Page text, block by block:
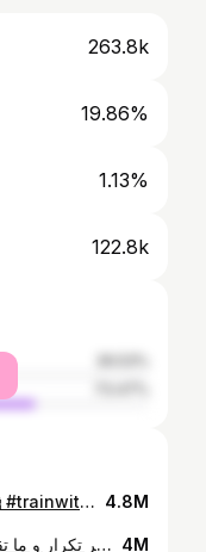
263.8k
19.86%
1.13%
122.8k
انت من الناس الي بياكلو حلو الصبح؟ 🤔 #trainwithtiti #healthytips #tips #onlinecoach #personaltrainer #fitnessjourney #weightlossjourney #gotogym #gym #bodybuilding #sugar #fitnessmotivation #amman #dxb #uae #نصائح_صحية #نصائح #تمارين #جيم #لياقة 4.8M
توضيح لأساليب التدريب بالمقاومة 👨🏻‍🏫 1️⃣الضخامة العضلية : هي زيادة حجم العضلات باكبر قدر ممكن وهاد الاسلوب تبعوه جماعة كمال الاجسام. “التكرار من ٦-١٤ و الراحة من ١-٣ دقائق” 2️⃣القوة العضلية : هي زيادة قدرتك على رفع اعلى وزن ممكن من خلال تطبيق المعادلة الي بالفيديو على التمارين المركبة (سكوات , ديدليفت , بنش برس) وهاد الاسلوب بتبعوه الرباعين “التكرار من ١-٥ و الراحة من ٣-٦ دقائق” 3️⃣التحمل العضلي : هي قدرة العضلات على العمل لأطول فترة ممكنة وهاد الاسلوب خاص بالرياضيين , مثال : لاعب ملاكمة هدفه يكمل كل جولات الملاكمة بتعب اقل “التكرار ١٥ على الاقل و الراحة ٢٠ - ٦٠ ثانية” 🔹القصد بالوزن العالي هو انك تستخدم اعلى وزن ممكن بعدد التكرارات المطلوبة منك بهدف انك توصل اخر تكرار و ما تقدر تعمل زيادة عنه (في جميع الاساليب) Outfit : @tropicaljo #fitnesstips #resistancetraining #gymtips #tips #bodybuilding #weighttraining #تمارين #جيم #تنحيف #trainwithtiti 4M